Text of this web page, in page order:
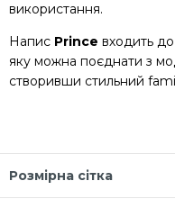
використання.
Напис Prince входить до
яку можна поєднати з
створивши стильний
Розмірна сітка